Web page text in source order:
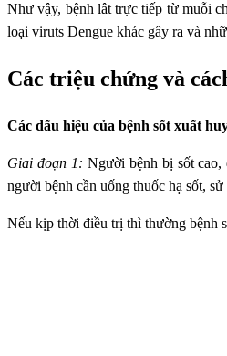
Như vậy, bệnh lât trực tiếp từ muỗi
loại viruts Dengue khác gây ra và
Các triệu chứng và
Các dấu hiệu của bệnh sốt xuất
Giai đoạn 1: Người bệnh bị sốt
người bệnh cần uống thuốc hạ sốt,
Nếu kịp thời điều trị thì thường bệnh